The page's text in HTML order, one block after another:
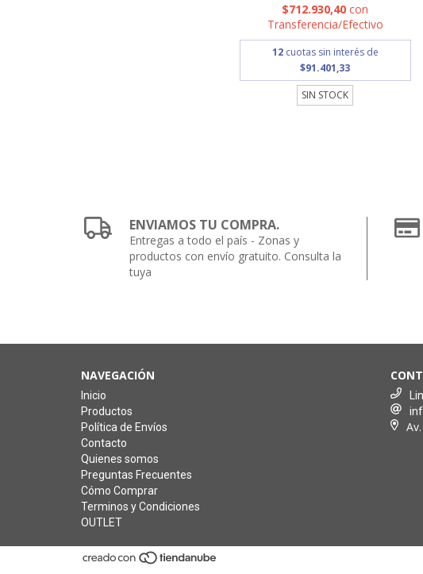
$712.930,40con
Transferencia/Efectivo
12 cuotas sin interés de
$91.401,33
SIN STOCK
ENVIAMOS TU COMPRA.
Entregas a todo el país - Zonas y
productos con envío gratuito. Consulta la
tuya
NAVEGACIÓN
Inicio
Productos
Política de Envíos
Contacto
Quienes somos
Preguntas Frecuentes
Cómo Comprar
Terminos y Condiciones
OUTLET